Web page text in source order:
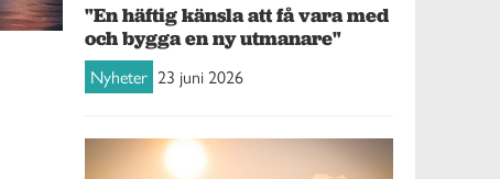
"En häftig känsla att få vara med
och bygga en ny utmanare"
Nyheter 23 juni 2026